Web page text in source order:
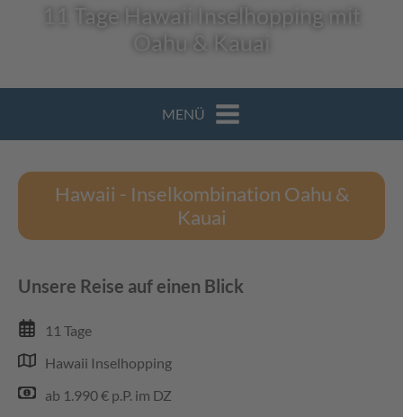
11 Tage Hawaii Inselhopping mit
Oahu & Kauai
MENÜ
Hawaii - Inselkombination Oahu &
Kauai
Unsere Reise auf einen Blick
11 Tage
Hawaii Inselhopping
ab 1.990 € p.P. im DZ